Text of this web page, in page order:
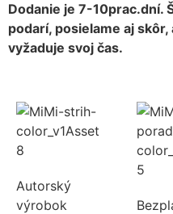
Dodanie je 7-10prac.dní.
podarí, posielame aj
vyžaduje svoj čas.
Autorský
výrobok